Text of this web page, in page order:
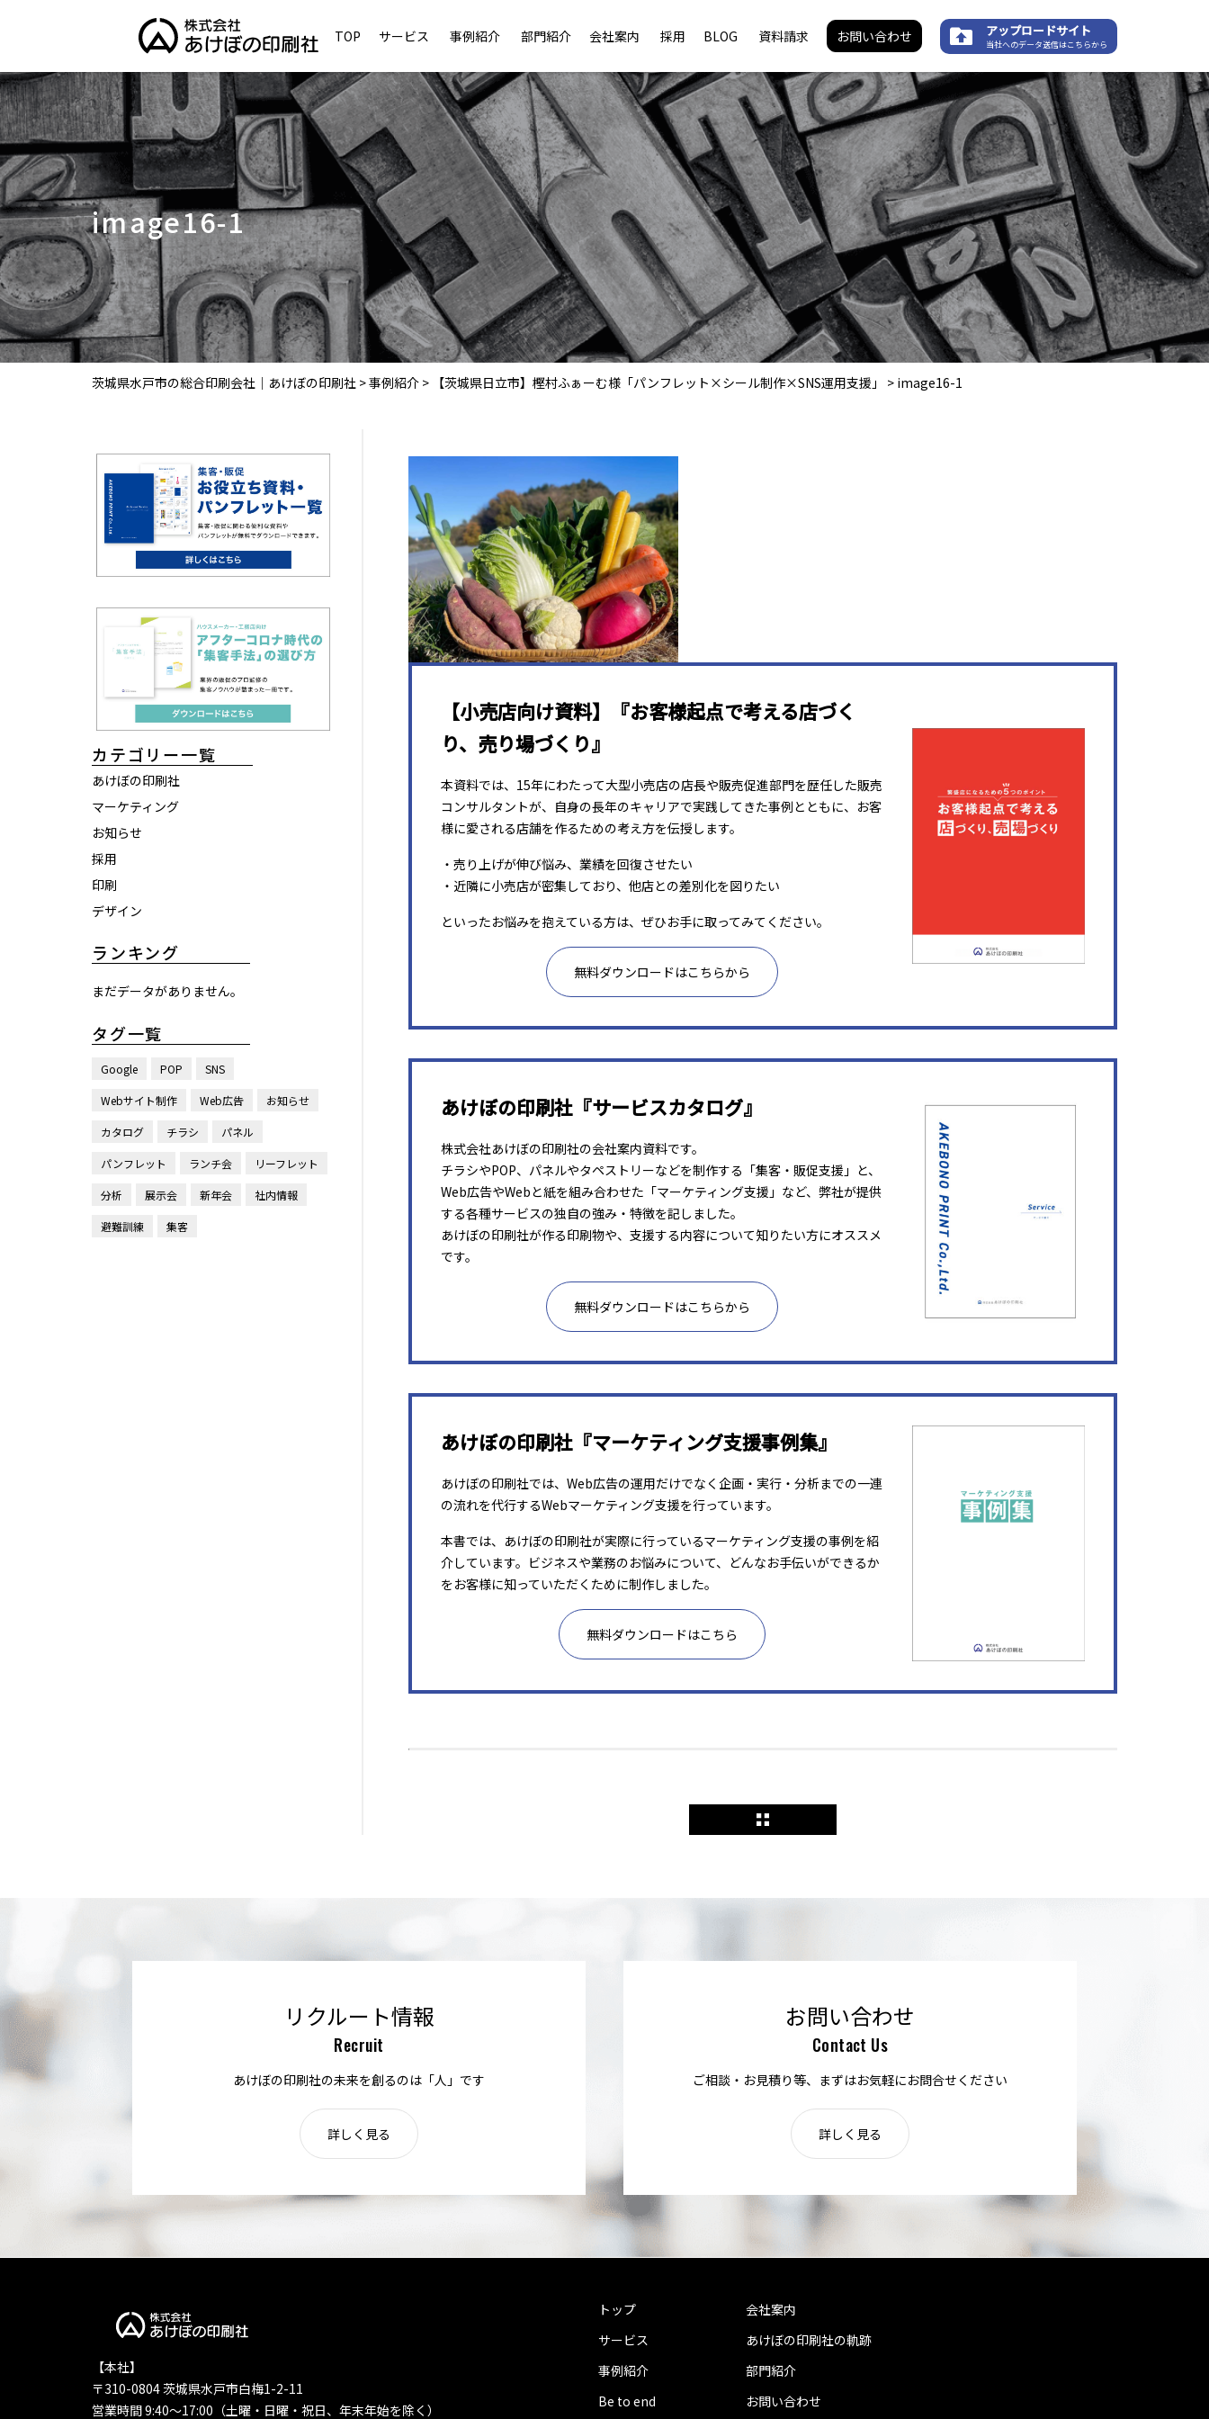
TOP サービス 事例紹介 部門紹介 会社案内 採用 BLOG 資料請求 お問い合わせ アップロードサイト
当社へのデータ送信はこちらから
image16-1
茨城県水戸市の総合印刷会社｜あけぼの印刷社 >事例紹介 > 【茨城県日立市】樫村ふぁーむ様「パンフレット×シール制作×SNS運用支援」 > image16-1
カテゴリー一覧
あけぼの印刷社
マーケティング
お知らせ
採用
印刷
デザイン
ランキング
まだデータがありません。
タグ一覧
Google POP SNS
Webサイト制作 Web広告 お知らせ
カタログ チラシ パネル
パンフレット ランチ会 リーフレット
分析 展示会 新年会 社内情報
避難訓練 集客
【小売店向け資料】『お客様起点で考える店づく
り、売り場づくり』
本資料では、15年にわたって大型小売店の店長や販売促進部門を歴任した販売
コンサルタントが、自身の長年のキャリアで実践してきた事例とともに、お客
様に愛される店舗を作るための考え方を伝授します。
・売り上げが伸び悩み、業績を回復させたい
・近隣に小売店が密集しており、他店との差別化を図りたい
といったお悩みを抱えている方は、ぜひお手に取ってみてください。
無料ダウンロードはこちらから
あけぼの印刷社『サービスカタログ』
株式会社あけぼの印刷社の会社案内資料です。
チラシやPOP、パネルやタペストリーなどを制作する「集客・販促支援」と、
Web広告やWebと紙を組み合わせた「マーケティング支援」など、弊社が提供
する各種サービスの独自の強み・特徴を記しました。
あけぼの印刷社が作る印刷物や、支援する内容について知りたい方にオススメ
です。
無料ダウンロードはこちらから
あけぼの印刷社『マーケティング支援事例集』
あけぼの印刷社では、Web広告の運用だけでなく企画・実行・分析までの一連
の流れを代行するWebマーケティング支援を行っています。
本書では、あけぼの印刷社が実際に行っているマーケティング支援の事例を紹
介しています。ビジネスや業務のお悩みについて、どんなお手伝いができるか
をお客様に知っていただくために制作しました。
無料ダウンロードはこちら
リクルート情報
Recruit
あけぼの印刷社の未来を創るのは「人」です
詳しく見る
お問い合わせ
Contact Us
ご相談・お見積り等、まずはお気軽にお問合せください
詳しく見る
【本社】
〒310-0804 茨城県水戸市白梅1-2-11
営業時間 9:40〜17:00（土曜・日曜・祝日、年末年始を除く）
トップ
サービス
事例紹介
Be to end
会社案内
あけぼの印刷社の軌跡
部門紹介
お問い合わせ